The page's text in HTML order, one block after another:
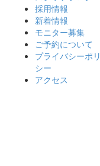
採用情報
新着情報
モニター募集
ご予約について
プライバシーポリ
シー
アクセス